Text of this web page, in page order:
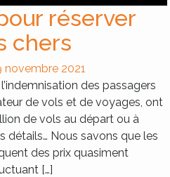
réserver
chers
novembre 2021
des passagers
de vols et de voyages, ont
de vols au départ ou à
détails… Nous savons que les
des prix quasiment
[…]